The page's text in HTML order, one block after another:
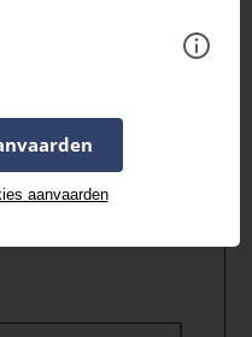
aanvaarden
voor een
overzicht